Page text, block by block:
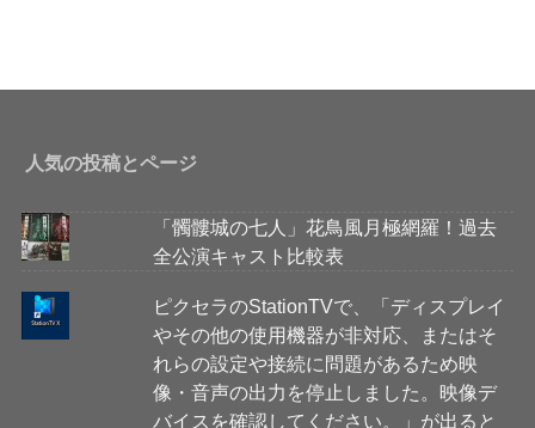
人気の投稿とページ
「髑髏城の七人」花鳥風月極網羅！過去
全公演キャスト比較表
ピクセラのStationTVで、「ディスプレイ
やその他の使用機器が非対応、またはそ
れらの設定や接続に問題があるため映
像・音声の出力を停止しました。映像デ
バイスを確認してください。」が出ると